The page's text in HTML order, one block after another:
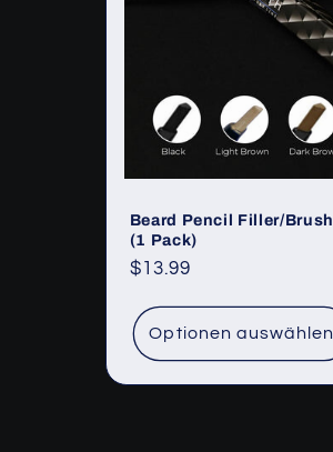
Beard Pencil Filler/Brush
(1 Pack)
Normaler
$13.99
Optionen auswählen